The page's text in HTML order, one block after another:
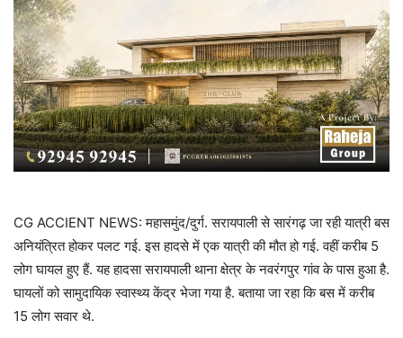
CG ACCIENT NEWS: महासमुंद/दुर्ग. सरायपाली से सारंगढ़ जा रही यात्री बस
अनियंत्रित होकर पलट गई. इस हादसे में एक यात्री की मौत हो गई. वहीं करीब 5
लोग घायल हुए हैं. यह हादसा सरायपाली थाना क्षेत्र के नवरंगपुर गांव के पास हुआ है.
घायलों को सामुदायिक स्वास्थ्य केंद्र भेजा गया है. बताया जा रहा कि बस में करीब
15 लोग सवार थे.